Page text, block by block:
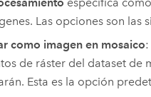
Las opciones son las
como imagen en mosaico
de ráster del dataset de
Esta es la opción